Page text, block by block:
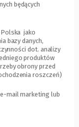
będących
jako
bazy danych,
dot. analizy
produktów
obrony przed
roszczeń)
mail marketing lub